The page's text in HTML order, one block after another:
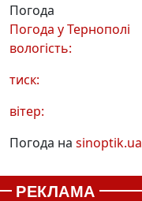
Погода
Погода уТернополі
вологість:
тиск:
вітер:
Погода на sinoptik.ua
РЕКЛАМА